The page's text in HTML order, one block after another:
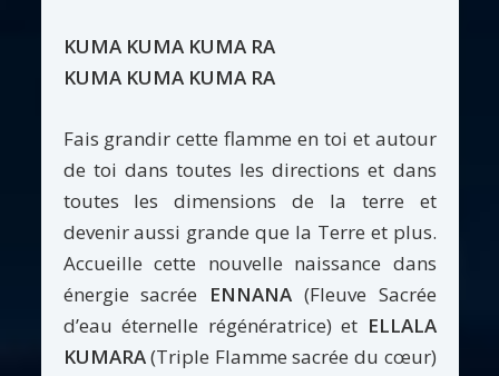
KUMA KUMA KUMA RA
KUMA KUMA KUMA RA
Fais grandir cette flamme en toi et autour
de toi dans toutes les directions et dans
toutes les dimensions de la terre et
devenir aussi grande que la Terre et plus.
Accueille cette nouvelle naissance dans
énergie sacrée ENNANA (Fleuve Sacrée
d’eau éternelle régénératrice) et ELLALA
KUMARA(Triple Flamme sacrée du cœur)